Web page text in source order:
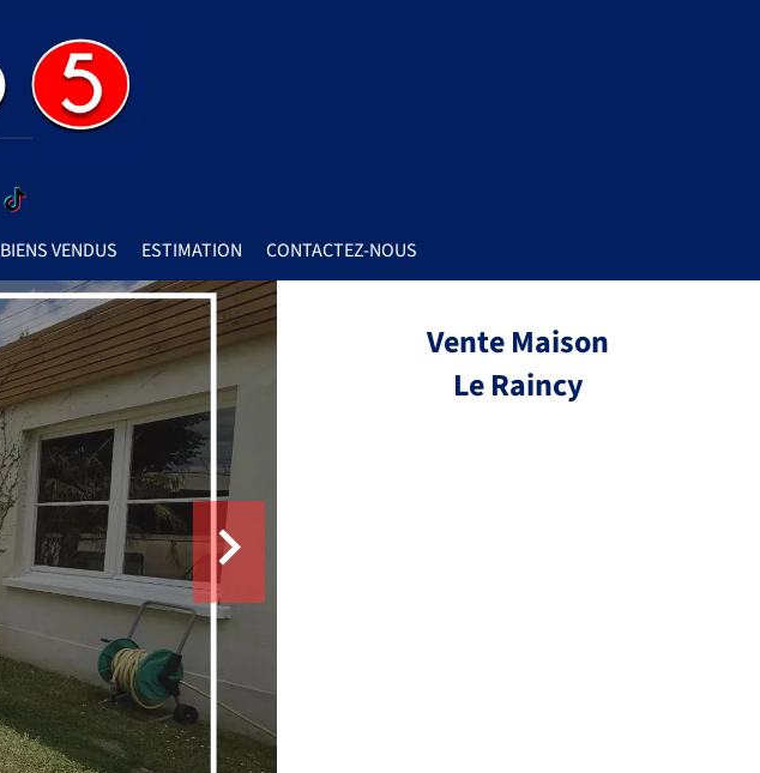
BIENS VENDUS ESTIMATION CONTACTEZ-NOUS
Vente Maison
Le Raincy